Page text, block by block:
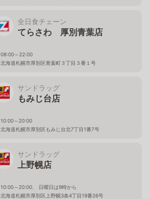
全日食チェーン
てらさわ 厚別青葉店
08:00～22:00
北海道札幌市厚別区青葉町３丁目３番１号
サンドラッグ
もみじ台店
10:00～20:00
北海道札幌市厚別区もみじ台北7丁目1番7号
サンドラッグ
上野幌店
10:00～20:00、 日曜日は9時から
北海道札幌市厚別区上野幌3条4丁目19番26号